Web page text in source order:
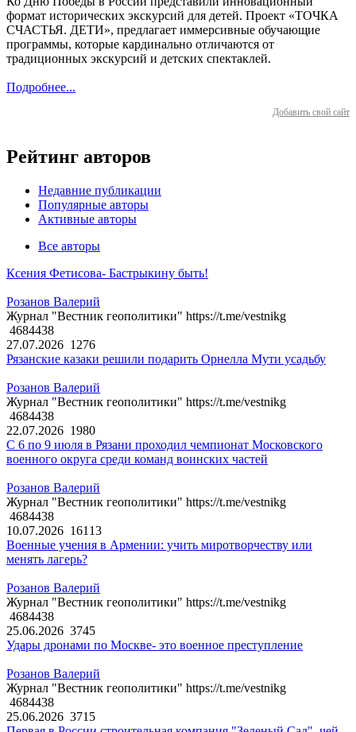
формат исторических экскурсий для детей. Проект «ТОЧКА
СЧАСТЬЯ. ДЕТИ», предлагает иммерсивные обучающие
программы, которые кардинально отличаются от
традиционных экскурсий и детских спектаклей.
Подробнее...
Добавить свой сайт
Рейтинг авторов
Недавние публикации
Популярные авторы
Активные авторы
Все авторы
Ксения Фетисова- Бастрыкину быть!
Розанов Валерий
Журнал "Вестник геополитики" https://t.me/vestnikg
4684438
27.07.2026 1276
Рязанские казаки решили подарить Орнелла Мути усадьбу
Розанов Валерий
Журнал "Вестник геополитики" https://t.me/vestnikg
4684438
22.07.2026 1980
С 6 по 9 июля в Рязани проходил чемпионат Московского
военного округа среди команд воинских частей
Розанов Валерий
Журнал "Вестник геополитики" https://t.me/vestnikg
4684438
10.07.2026 16113
Военные учения в Армении: учить миротворчеству или
менять лагерь?
Розанов Валерий
Журнал "Вестник геополитики" https://t.me/vestnikg
4684438
25.06.2026 3745
Удары дронами по Москве- это военное преступление
Розанов Валерий
Журнал "Вестник геополитики" https://t.me/vestnikg
4684438
25.06.2026 3715